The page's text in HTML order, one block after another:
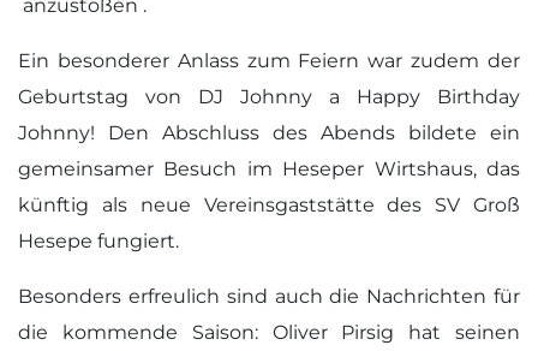
anzustoßen .
Ein besonderer Anlass zum Feiern war zudem der
Geburtstag von DJ Johnny a Happy Birthday
Johnny! Den Abschluss des Abends bildete ein
gemeinsamer Besuch im Heseper Wirtshaus, das
künftig als neue Vereinsgaststätte des SV Groß
Hesepe fungiert.
Besonders erfreulich sind auch die Nachrichten für
die kommende Saison: Oliver Pirsig hat seinen